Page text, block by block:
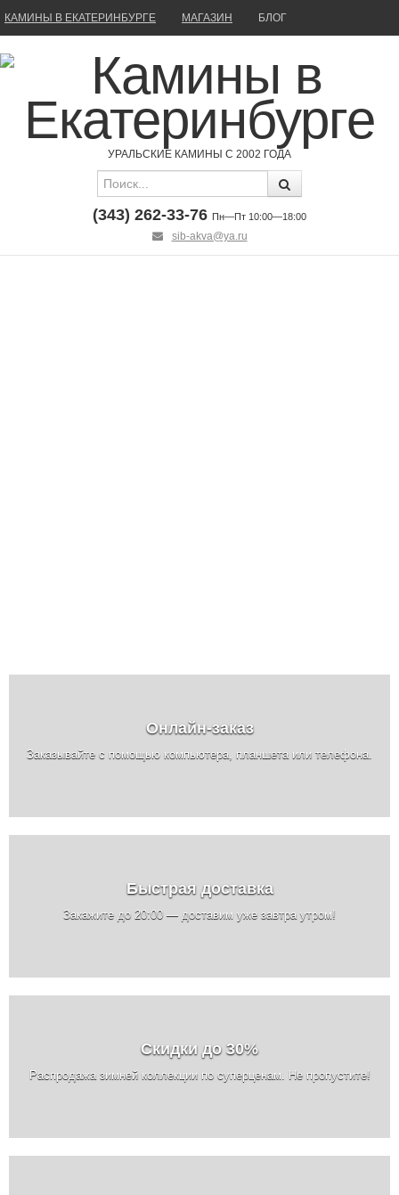
КАМИНЫ В ЕКАТЕРИНБУРГЕ МАГАЗИН БЛОГ
УРАЛЬСКИЕ КАМИНЫ С 2002 ГОДА
(343) 262-33-76 Пн—Пт 10:00—18:00
sib-akva@ya.ru
Онлайн-заказ
Заказывайте с помощью компьютера, планшета или телефона.
Быстрая доставка
Закажите до 20:00 — доставим уже завтра утром!
Скидки до 30%
Распродажа зимней коллекции по суперценам. Не пропустите!